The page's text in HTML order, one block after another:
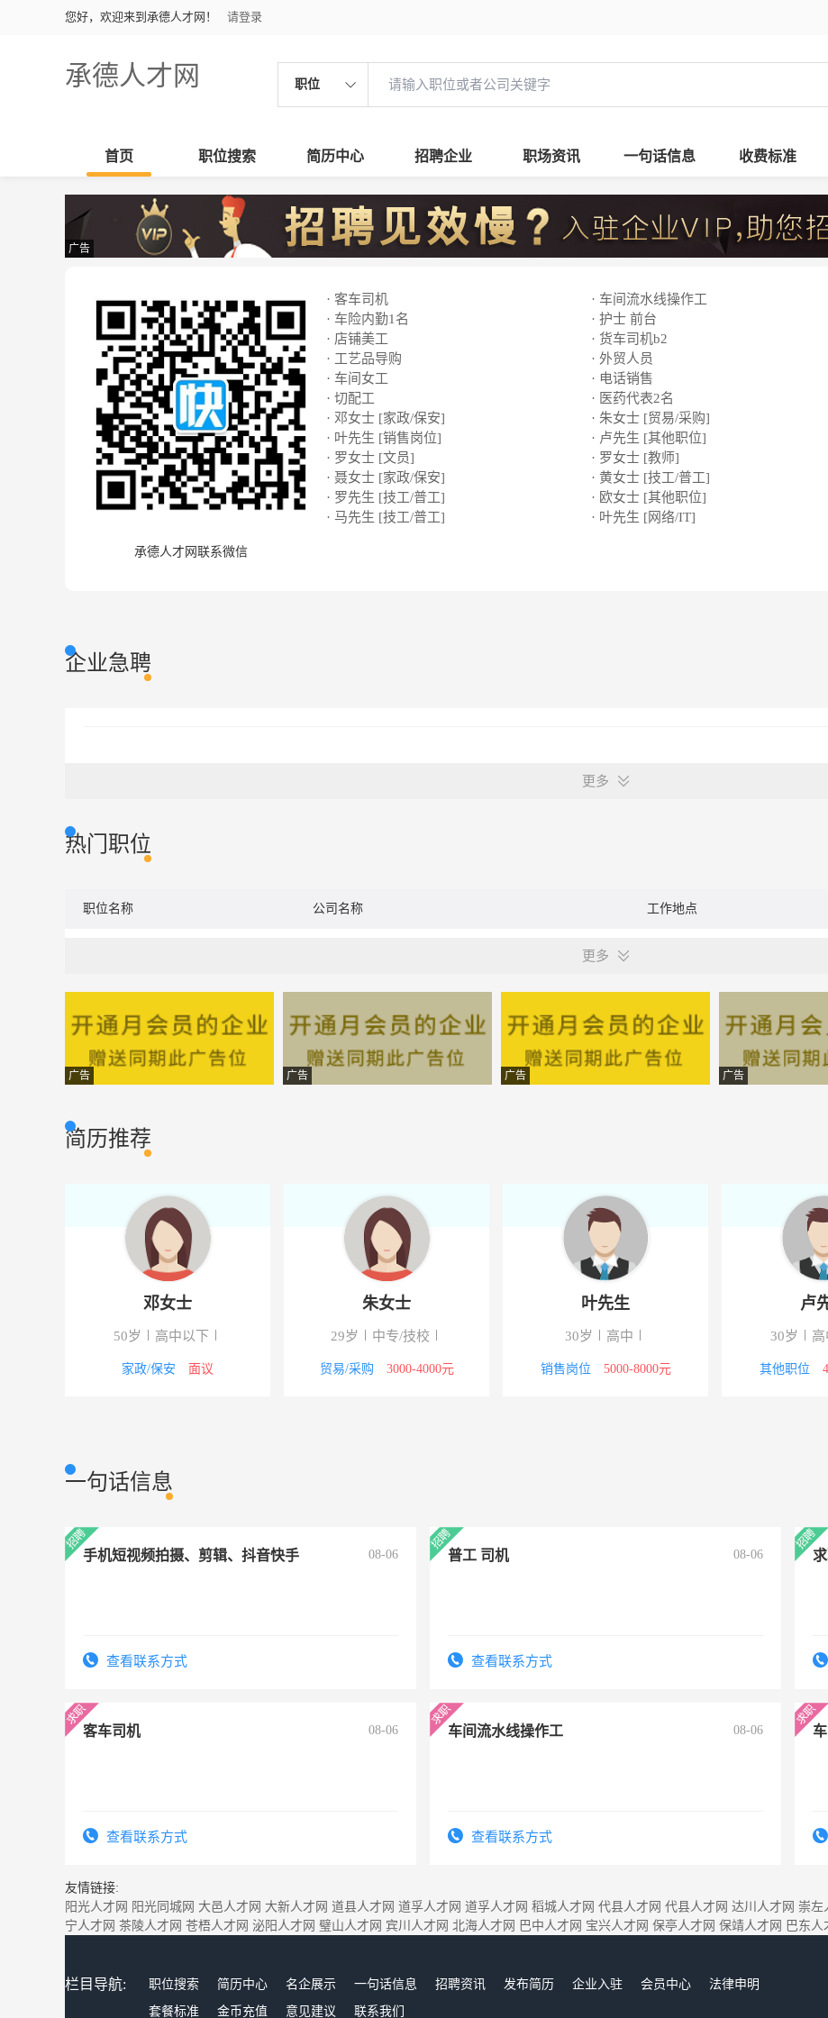
您好，欢迎来到承德人才网！ 请登录
承德人才网 职位
首页 职位搜索 简历中心 招聘企业 职场资讯 一句话信息 收费标准
广告
承德人才网联系微信
· 客车司机
· 车间流水线操作工
· 车险内勤1名
· 护士 前台
· 店铺美工
· 货车司机b2
· 工艺品导购
· 外贸人员
· 车间女工
· 电话销售
· 切配工
· 医药代表2名
· 邓女士 [家政/保安]
· 朱女士 [贸易/采购]
· 叶先生 [销售岗位]
· 卢先生 [其他职位]
· 罗女士 [文员]
· 罗女士 [教师]
· 聂女士 [家政/保安]
· 黄女士 [技工/普工]
· 罗先生 [技工/普工]
· 欧女士 [其他职位]
· 马先生 [技工/普工]
· 叶先生 [网络/IT]
企业急聘
更多
热门职位
职位名称 公司名称 工作地点
更多
广告 广告 广告 广告
简历推荐
邓女士
50岁 高中以下
家政/保安
朱女士
29岁 中专/技校
贸易/采购 3000-4000元
叶先生
30岁
销售岗位 5000-8000元 其
一句话信息
手机短视频拍摄、剪辑、抖音快手 08-06
查看联系方式
普工 司机 08-06
查看联系方式
客车司机 08-06
查看联系方式
车间流水线操作工 08-06
查看联系方式
友情链接:
阳光人才网 阳光同城网 大邑人才网 大新人才网 道县人才网 道孚人才网 道孚人才网 稻城人才网 代县人才网 代县人才网 达川人才网 崇左
宁人才网 茶陵人才网 苍梧人才网 泌阳人才网 璧山人才网 宾川人才网 北海人才网 巴中人才网 宝兴人才网 保亭人才网 保靖人才网 巴东人
栏目导航: 职位搜索 简历中心 名企展示 一句话信息 招聘资讯 发布简历 企业入驻 会员中心
法律申明
套餐标准
金币充值 意见建议 联系我们